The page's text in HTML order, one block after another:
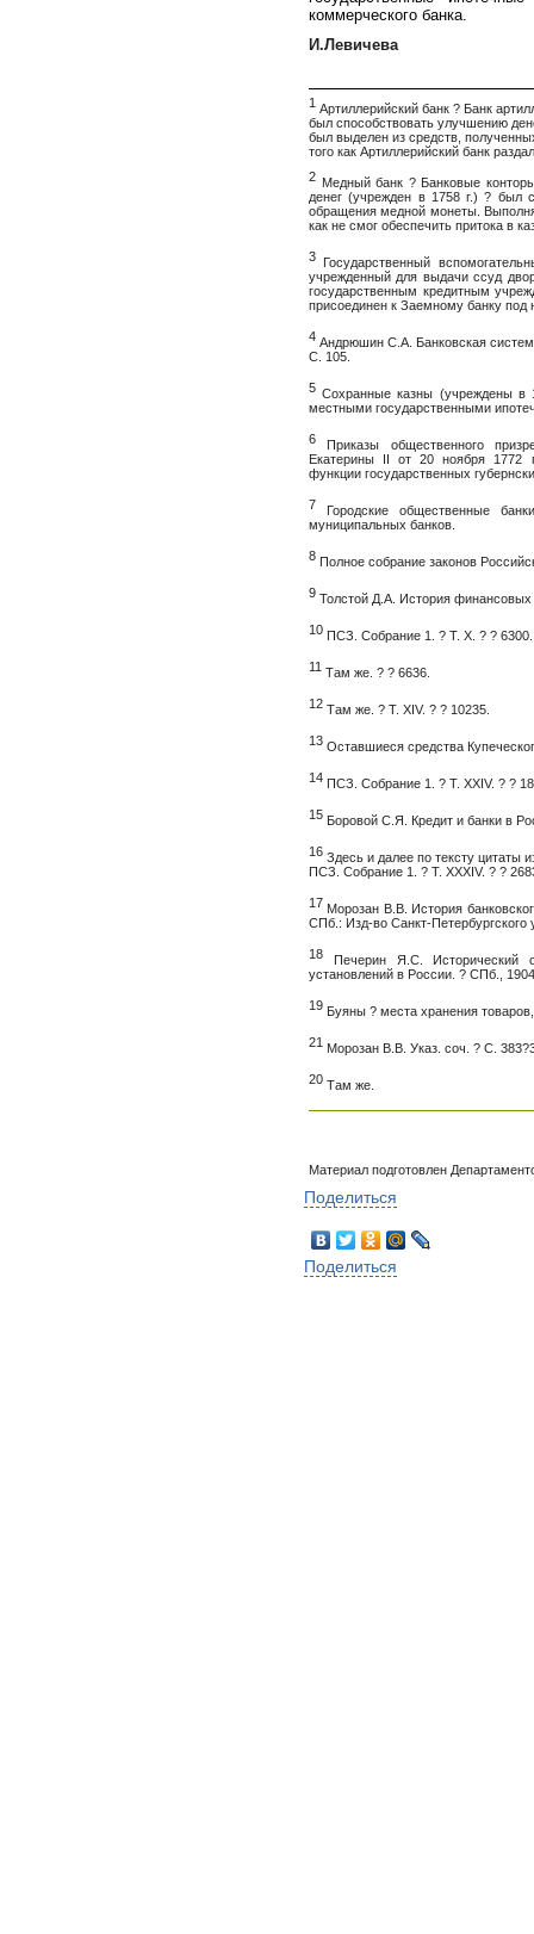
коммерческого банка.
И.Левичева
1 Артиллерийский банк ? Банк
был способствовать улучшению
был выделен из средств,
того как Артиллерийский банк
2 Медный банк ? Банковые
денег (учрежден в 1758 г.) ? был
обращения медной монеты.
как не смог обеспечить притока в
3 Государственный
учрежденный для выдачи ссуд
государственным кредитным
присоединен к Заемному банку под
4 Андрюшин С.А. Банковская
С. 105.
5 Сохранные казны (учреждены в
местными государственными
6 Приказы общественного
Екатерины II от 20 ноября 1772
функции государственных
7 Городские общественные
муниципальных банков.
8 Полное собрание законов
9 Толстой Д.А. История
10 ПСЗ. Собрание 1. ? Т. X. ? ? 6300.
11 Там же. ? ? 6636.
12 Там же. ? Т. XIV. ? ? 10235.
13 Оставшиеся средства
14 ПСЗ. Собрание 1. ? Т. XXIV. ? ?
15 Боровой С.Я. Кредит и банки в
16 Здесь и далее по тексту цитаты
ПСЗ. Собрание 1. ? Т. XXХIV. ? ?
17 Морозан В.В. История
СПб.: Изд-во Санкт-Петербургского
18 Печерин Я.С. Исторический
установлений в России. ? СПб.,
19 Буяны ? места хранения
21 Морозан В.В. Указ. соч. ? С.
20 Там же.
Материал подготовлен
Поделиться
Поделиться